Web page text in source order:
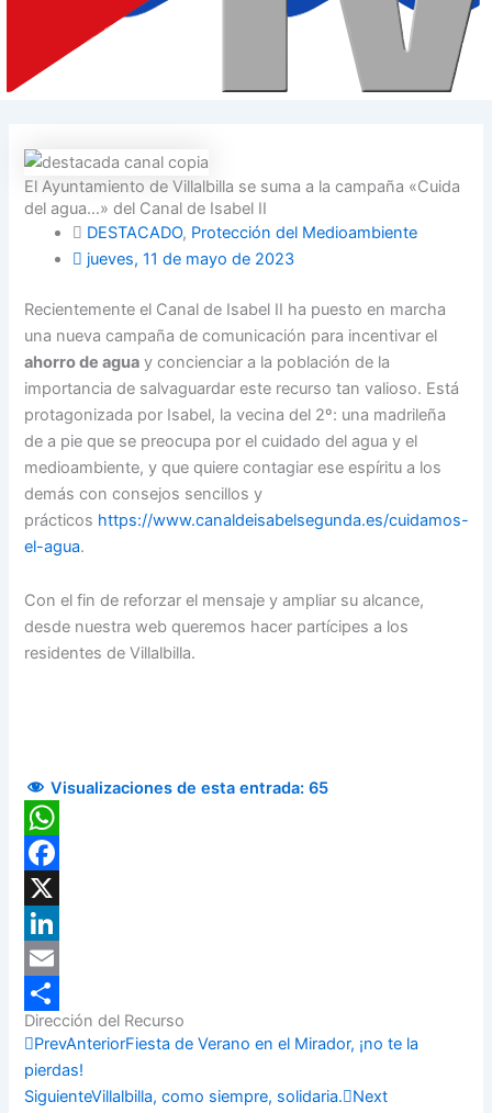
El Ayuntamiento de Villalbilla se suma a la campaña «Cuida
del agua…» del Canal de Isabel II
DESTACADO, Protección del Medioambiente
jueves, 11 de mayo de 2023
Recientemente el Canal de Isabel II ha puesto en marcha
una nueva campaña de comunicación para incentivar el
ahorro de agua y concienciar a la población de la
importancia de salvaguardar este recurso tan valioso. Está
protagonizada por Isabel, la vecina del 2º: una madrileña
de a pie que se preocupa por el cuidado del agua y el
medioambiente, y que quiere contagiar ese espíritu a los
demás con consejos sencillos y
prácticos https://www.canaldeisabelsegunda.es/cuidamos-
el-agua.
Con el fin de reforzar el mensaje y ampliar su alcance,
desde nuestra web queremos hacer partícipes a los
residentes de Villalbilla.
Visualizaciones de esta entrada: 65
WhatsApp
Facebook
X
LinkedIn
Email
Compartir
Dirección del Recurso
PrevAnteriorFiesta de Verano en el Mirador, ¡no te la
pierdas!
SiguienteVillalbilla, como siempre, solidaria. Next